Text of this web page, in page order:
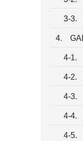
3-3.
4.
4-1.
4-2.
4-3.
4-4.
4-5.